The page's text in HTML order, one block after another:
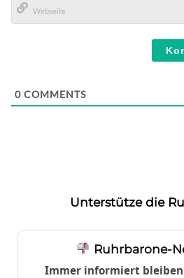
Mail*
0 COMMENTS
Unterstütze die
Ruhrbarone-
Immer informiert